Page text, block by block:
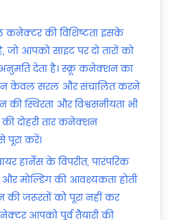
की विशिष्टता इसके
जो आपको साइट पर दो तारों को
देता है। स्क्रू कनेक्शन का
न केवल सरल और संचालित करने
स्थिरता और विश्वसनीयता भी
की दोहरी तार कनेक्शन
करें।
हार्नेस के विपरीत, पारंपरिक
और मोल्डिंग की आवश्यकता होती
जरूरतों को पूरा नहीं कर
आपको पूर्व तैयारी की